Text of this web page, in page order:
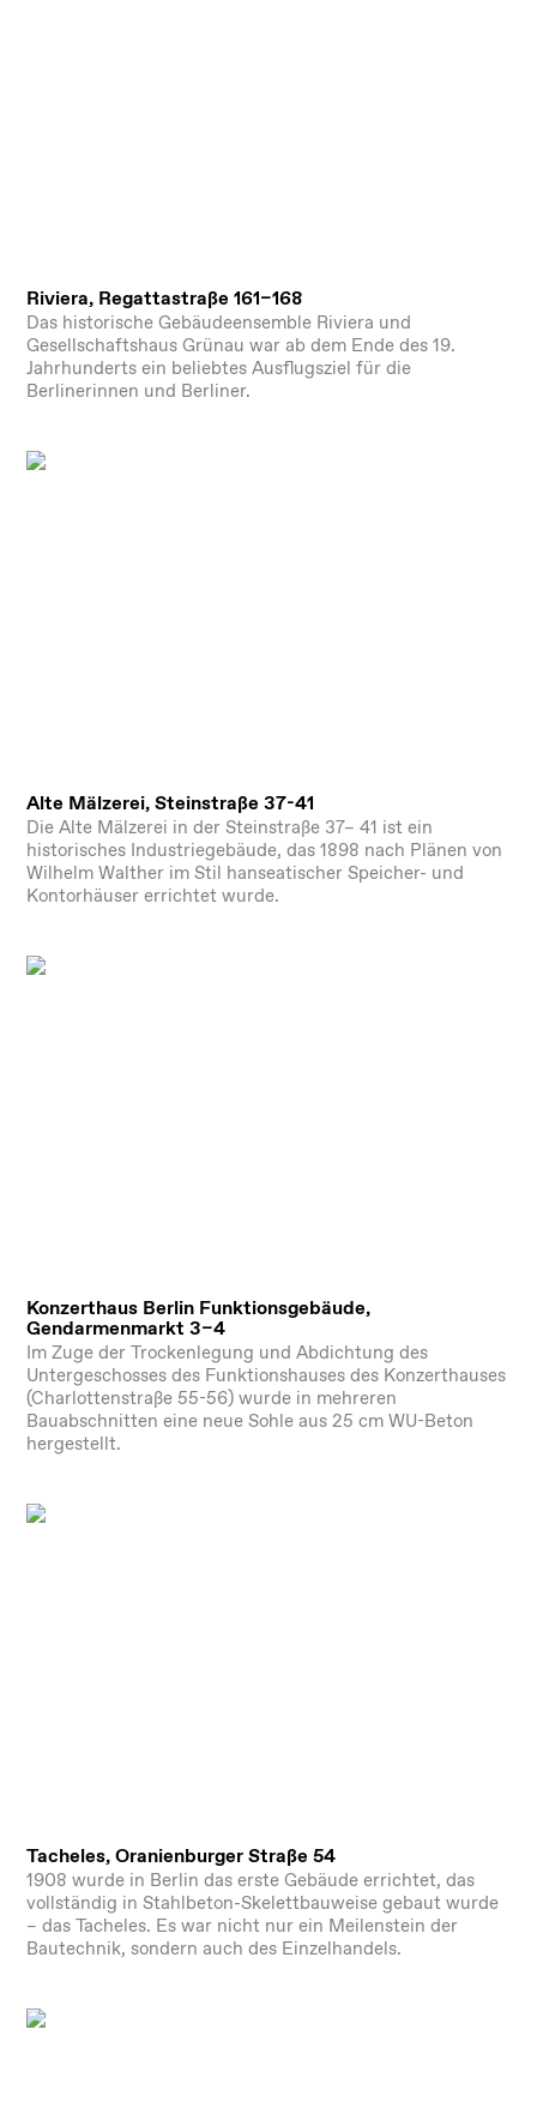
Riviera, Regattastraße 161–168
Das historische Gebäudeensemble Riviera und
Gesellschaftshaus Grünau war ab dem Ende des 19.
Jahrhunderts ein beliebtes Ausflugsziel für die
Berlinerinnen und Berliner.
Alte Mälzerei, Steinstraße 37-41
Die Alte Mälzerei in der Steinstraße 37– 41 ist ein
historisches Industriegebäude, das 1898 nach Plänen von
Wilhelm Walther im Stil hanseatischer Speicher- und
Kontorhäuser errichtet wurde.
Konzerthaus Berlin Funktionsgebäude,
Gendarmenmarkt 3–4
Im Zuge der Trockenlegung und Abdichtung des
Untergeschosses des Funktionshauses des Konzerthauses
(Charlottenstraße 55-56) wurde in mehreren
Bauabschnitten eine neue Sohle aus 25 cm WU-Beton
hergestellt.
Tacheles, Oranienburger Straße 54
1908 wurde in Berlin das erste Gebäude errichtet, das
vollständig in Stahlbeton-Skelettbauweise gebaut wurde
– das Tacheles. Es war nicht nur ein Meilenstein der
Bautechnik, sondern auch des Einzelhandels.